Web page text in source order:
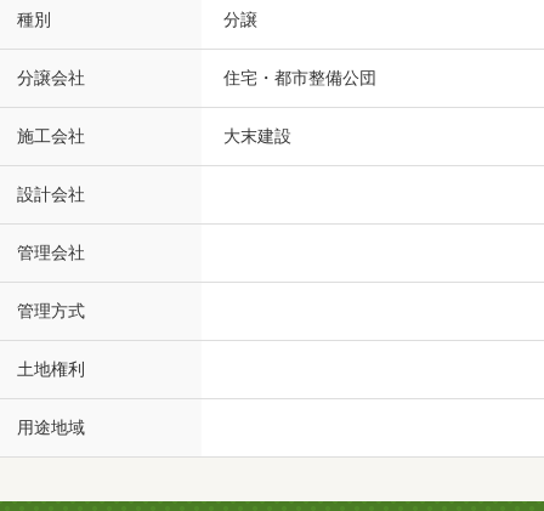
種別 分譲
分譲会社 住宅・都市整備公団
施工会社 大末建設
設計会社
管理会社
管理方式
土地権利
用途地域